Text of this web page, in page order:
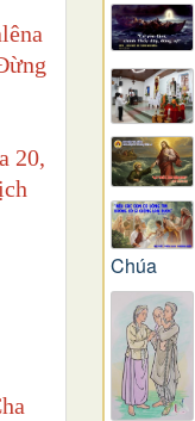
20,
Chúa